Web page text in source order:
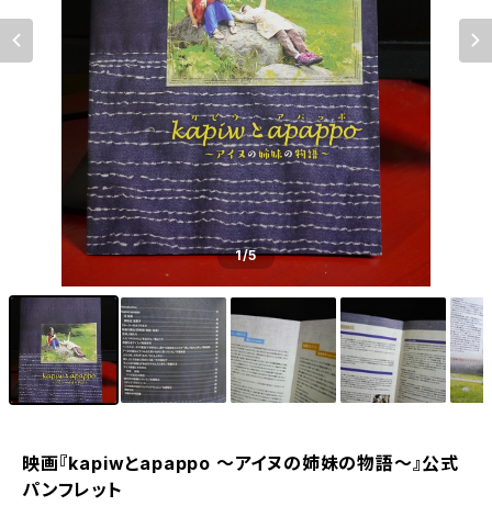
1/5
映画『kapiwとapappo 〜アイヌの姉妹の物語〜』公式
パンフレット